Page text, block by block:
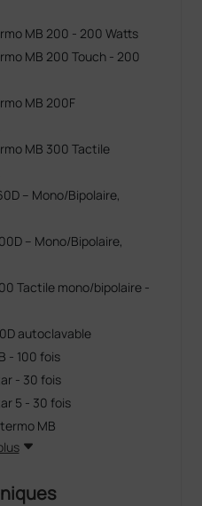
MB 200 - 200 Watts
MB 200 Touch - 200
MB 200F
MB 300 Tactile
– Mono/Bipolaire,
– Mono/Bipolaire,
Tactile mono/bipolaire -
autoclavable
- 100 fois
- 30 fois
5 - 30 fois
MB